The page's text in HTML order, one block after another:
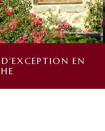
Photos par atelierduphilosophe
EN